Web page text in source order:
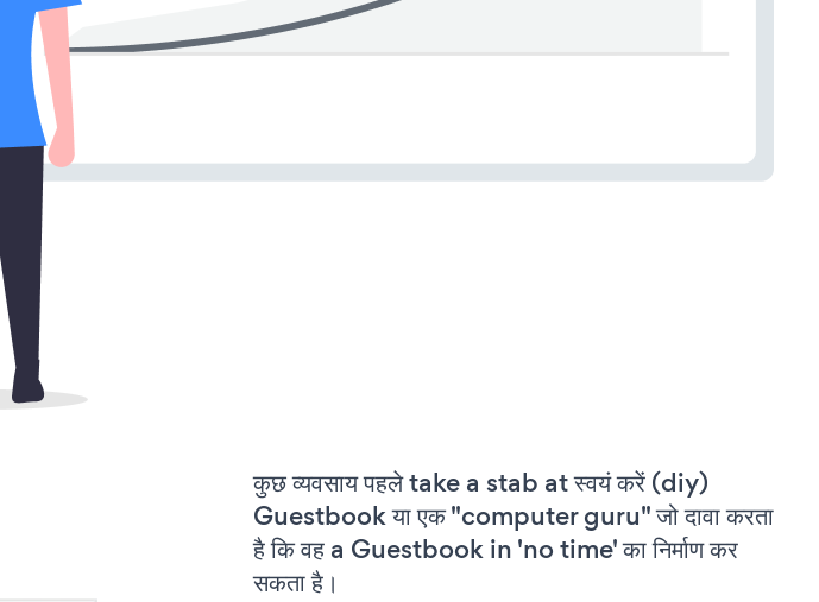
कुछ व्यवसाय पहले take a stab at स्वयं करें (diy)
Guestbook या एक "computer guru" जो दावा करता
है कि वह a Guestbook in 'no time' का निर्माण कर
सकता है।